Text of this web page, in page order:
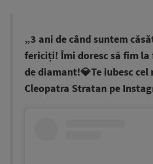
„3 ani de când suntem
fericiți! Îmi doresc să fim la
de diamant!💎Te iubesc cel
Cleopatra Stratan pe